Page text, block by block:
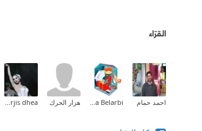
القرّاء
احمد حمام هزار الحرك